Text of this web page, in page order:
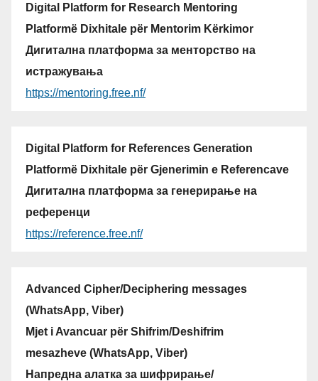
Digital Platform for Research Mentoring
Platformë Dixhitale për Mentorim Kërkimor
Дигитална платформа за менторство на
истражувања
https://mentoring.free.nf/
Digital Platform for References Generation
Platformë Dixhitale për Gjenerimin e Referencave
Дигитална платформа за генерирање на
референци
https://reference.free.nf/
Advanced Cipher/Deciphering messages
(WhatsApp, Viber)
Mjet i Avancuar për Shifrim/Deshifrim
mesazheve (WhatsApp, Viber)
Напредна алатка за шифрирање/